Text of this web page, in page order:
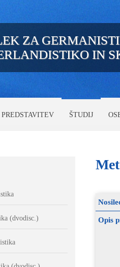
ZA
IN
PREDSTAVITEV ŠTUDIJ
(dvodisc.) Opis